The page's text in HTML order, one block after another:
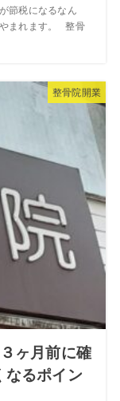
節税になるなん
まれます。 整骨
整骨院開業
ヶ月前に確
なるポイン